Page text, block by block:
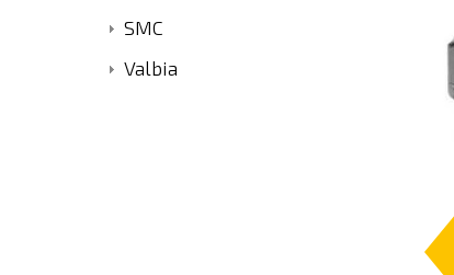
SMC
Valbia